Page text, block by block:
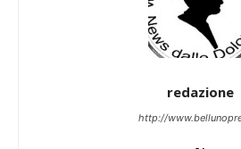
redazione
http://